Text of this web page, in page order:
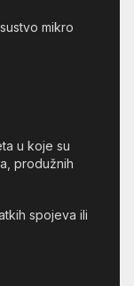
mikro
u koje su
produžnih
spojeva ili